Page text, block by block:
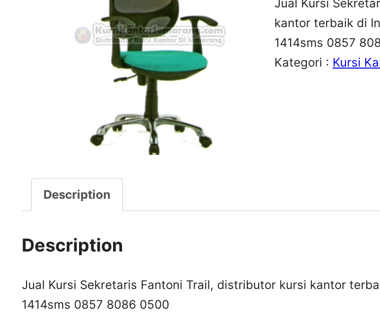
Jual Kursi
kantor terbaik di
1414sms 0857
Kategori : Kursi
Description
Description
Jual Kursi Sekretaris Fantoni Trail, distributor kursi kantor
1414sms 0857 8086 0500